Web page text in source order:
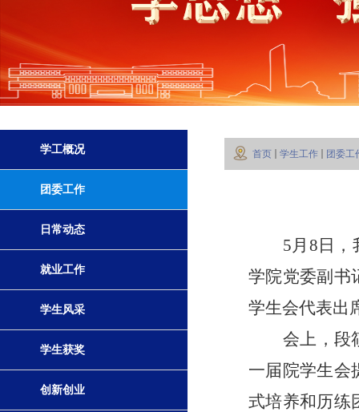
学工概况
团委工作
日常动态
就业工作
学生风采
学生获奖
创新创业
首页 学生工作 团委工
5月8日，
学院党委副书
学生会代表出
会上，段
一届院学生会
式培养和历练